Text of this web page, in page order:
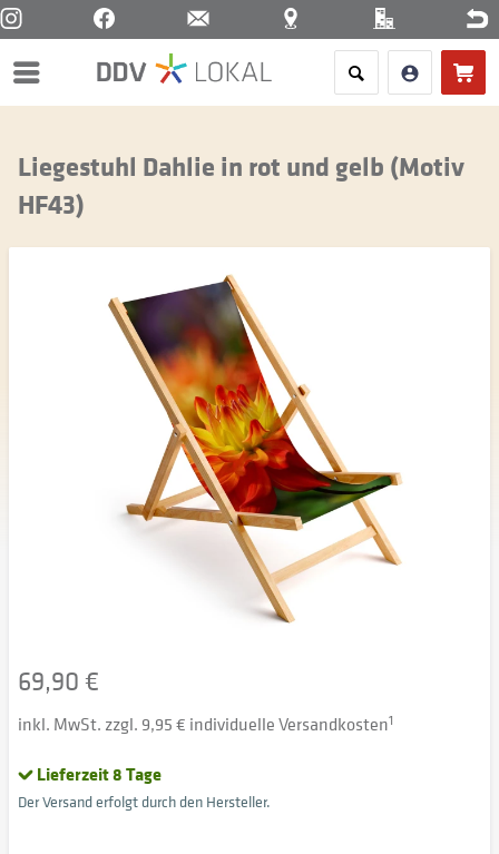
Menü
Liegestuhl Dahlie in rot und gelb (Motiv
HF43)
69,90 €
inkl. MwSt. zzgl. 9,95 € individuelle Versandkosten1
Lieferzeit 8 Tage
Der Versand erfolgt durch den Hersteller.